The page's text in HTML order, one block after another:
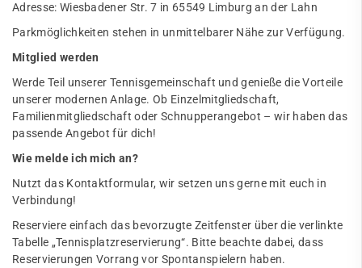
Adresse: Wiesbadener Str. 7 in 65549 Limburg an der Lahn
Parkmöglichkeiten stehen in unmittelbarer Nähe zur Verfügung.
Mitglied werden
Werde Teil unserer Tennisgemeinschaft und genieße die Vorteile
unserer modernen Anlage. Ob Einzelmitgliedschaft,
Familienmitgliedschaft oder Schnupperangebot – wir haben das
passende Angebot für dich!
Wie melde ich mich an?
Nutzt das Kontaktformular, wir setzen uns gerne mit euch in
Verbindung!
Reserviere einfach das bevorzugte Zeitfenster über die verlinkte
Tabelle „Tennisplatzreservierung“. Bitte beachte dabei, dass
Reservierungen Vorrang vor Spontanspielern haben.